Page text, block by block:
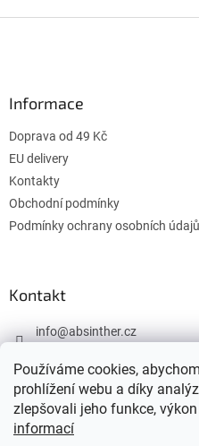
Používáme cookies,
prohlížení webu a díky
zlepšovali jeho funkce,
informací
Informace
Doprava od 49 Kč
EU delivery
Kontakty
Obchodní podmínky
Podmínky ochrany osobních údajů
Kontakt
info@absinther.cz